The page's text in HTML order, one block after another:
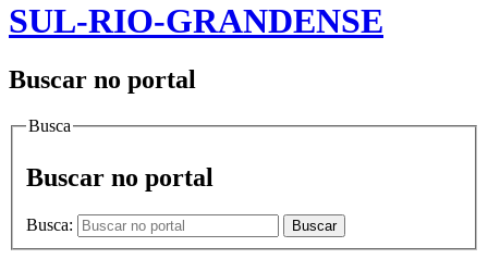
SUL-RIO-GRANDENSE
Buscar no portal
Busca
Buscar no portal
Busca: Buscar